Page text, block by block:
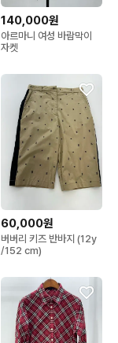
140,000원
아르마니 여성 바람막이
자켓
60,000원
버버리 키즈 반바지 (12y
/152 cm)